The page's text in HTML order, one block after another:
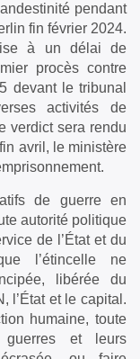
pendant
fin février 2024.
à un délai de
procès contre
devant le tribunal
activités de
verdict sera rendu
avril, le ministère
de guerre en
autorité politique
de l’État et du
l’étincelle ne
libérée du
l’État et le capital.
humaine, toute
guerres et leurs